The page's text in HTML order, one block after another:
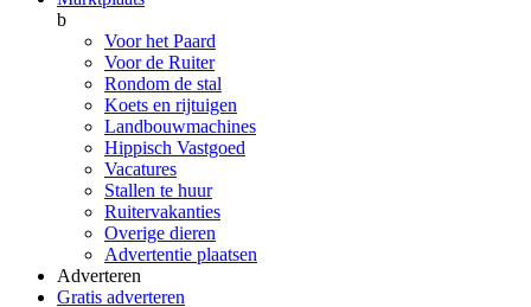
b
Voor het Paard
Voor de Ruiter
Rondom de stal
Koets en rijtuigen
Landbouwmachines
Hippisch Vastgoed
Vacatures
Stallen te huur
Ruitervakanties
Overige dieren
Advertentie plaatsen
Adverteren
Gratis adverteren